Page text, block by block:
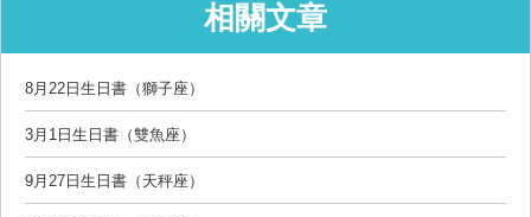
相關文章
8月22日生日書（獅子座）
3月1日生日書（雙魚座）
9月27日生日書（天秤座）